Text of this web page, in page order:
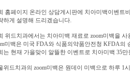
홈페이지 온라인 상담게시판에 치아미백이벤트
하게 설명해 드리겠습니다.
위드치과에서는 치아미백 재료로 zoom미백을 사
미백은 미국 FDA와 식품의약품안전청 KFDA의
는 현재 가을맞이 알뜰한 이벤트로 치아미백 35
위드치과의 zoom미백은 원데이 미백으로 하루 1